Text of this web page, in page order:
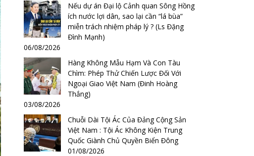
Nếu dự án Đại lộ Cảnh quan Sông Hồng
ích nước lợi dân, sao lại cần “lá bùa”
miễn trách nhiệm pháp lý ? (Ls Đặng
Đình Mạnh)
06/08/2026
Hàng Không Mẫu Hạm Và Con Tàu
Chìm: Phép Thử Chiến Lược Đối Với
Ngoại Giao Việt Nam (Đinh Hoàng
Thắng)
03/08/2026
Chuỗi Dài Tội Ác Của Đảng Cộng Sản
Việt Nam : Tội Ác Không Kiện Trung
Quốc Giành Chủ Quyền Biển Đông
01/08/2026